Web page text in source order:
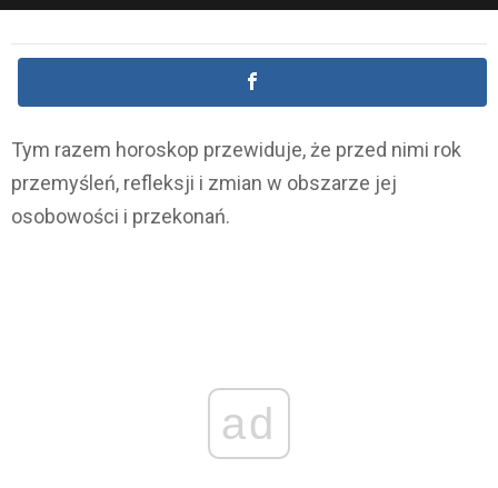
Tym razem horoskop przewiduje, że przed nimi rok
przemyśleń, refleksji i zmian w obszarze jej
osobowości i przekonań.
ad